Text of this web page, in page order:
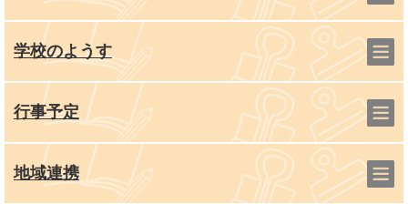
学校のようす
行事予定
地域連携